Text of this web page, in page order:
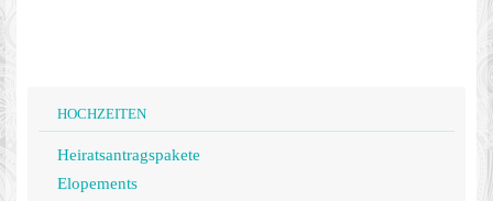
HOCHZEITEN
Heiratsantragspakete
Elopements